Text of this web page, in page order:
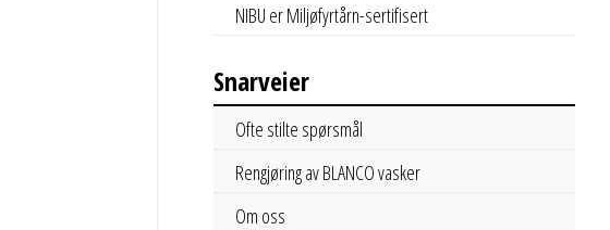
NIBU er Miljøfyrtårn-sertifisert
Snarveier
Ofte stilte spørsmål
Rengjøring av BLANCO vasker
Om oss